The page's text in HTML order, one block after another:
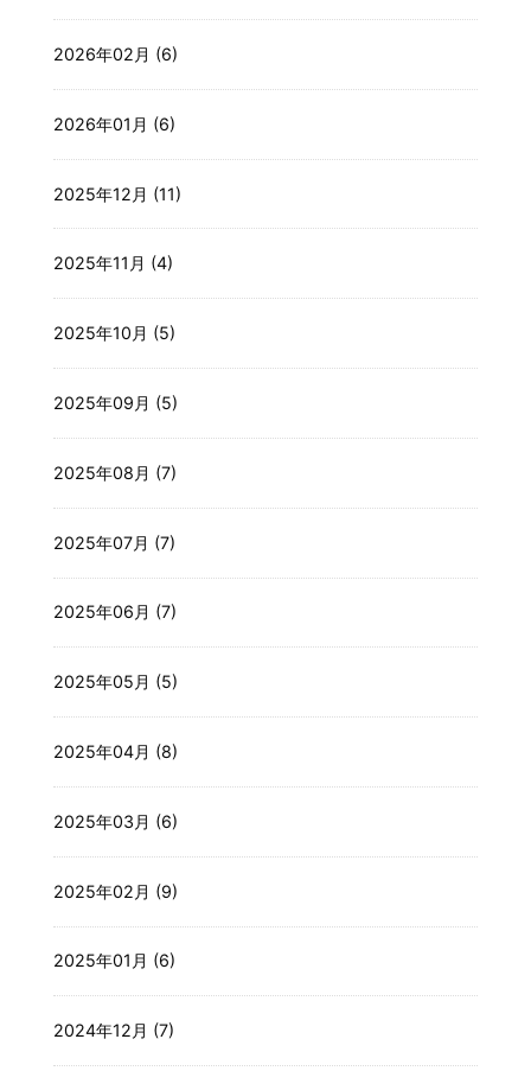
2026年02月 (6)
2026年01月 (6)
2025年12月 (11)
2025年11月 (4)
2025年10月 (5)
2025年09月 (5)
2025年08月 (7)
2025年07月 (7)
2025年06月 (7)
2025年05月 (5)
2025年04月 (8)
2025年03月 (6)
2025年02月 (9)
2025年01月 (6)
2024年12月 (7)